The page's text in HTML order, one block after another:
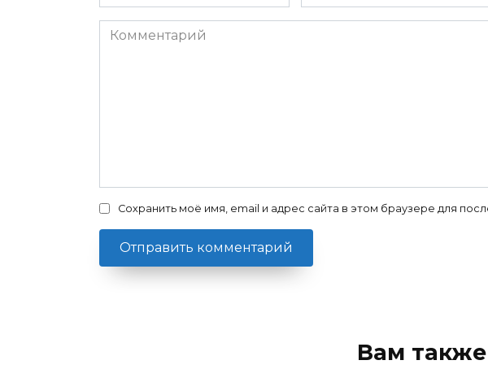
Комментарий
Сохранить моё имя, email и адрес сайта в этом браузере для
Вам